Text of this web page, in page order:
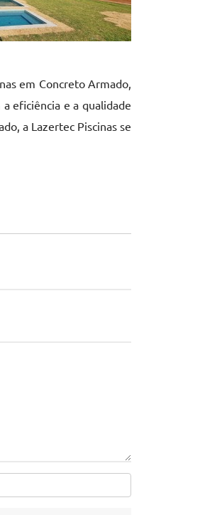
em Concreto Armado,
eficiência e a qualidade
a Lazertec Piscinas se